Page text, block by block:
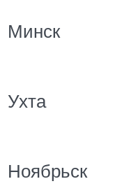
Минск
Ухта
Ноябрьск